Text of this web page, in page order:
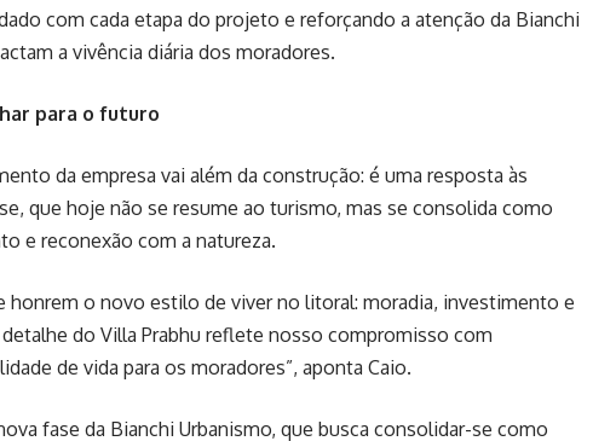
com cada etapa do projeto e reforçando a atenção da Bianchi
a vivência diária dos moradores.
para o futuro
da empresa vai além da construção: é uma resposta às
que hoje não se resume ao turismo, mas se consolida como
e reconexão com a natureza.
honrem o novo estilo de viver no litoral: moradia, investimento e
do Villa Prabhu reflete nosso compromisso com
de vida para os moradores”, aponta Caio.
fase da Bianchi Urbanismo, que busca consolidar-se como